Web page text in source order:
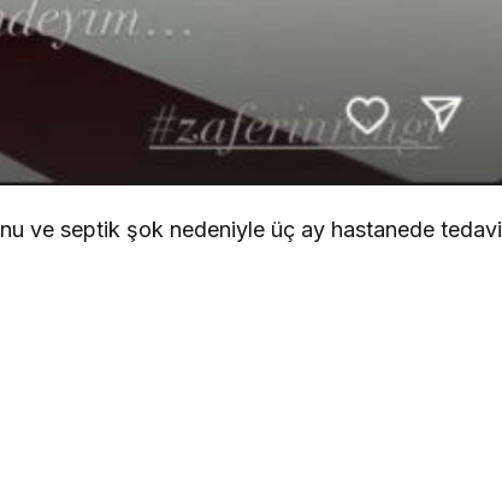
ve septik şok nedeniyle üç ay hastanede tedavi